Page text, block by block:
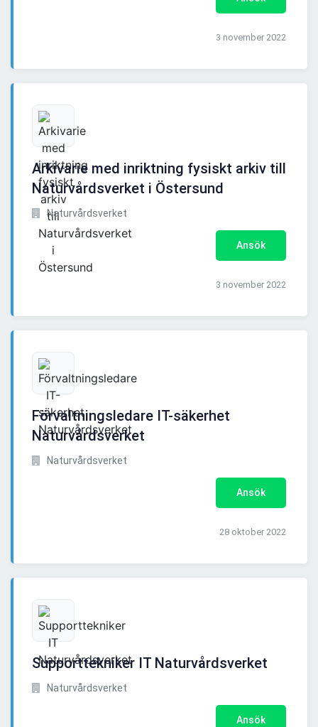
3 november 2022
Arkivarie med inriktning fysiskt arkiv till
Naturvårdsverket i Östersund
Naturvårdsverket
Ansök
3 november 2022
Förvaltningsledare IT-säkerhet
Naturvårdsverket
Naturvårdsverket
Ansök
28 oktober 2022
Supporttekniker IT Naturvårdsverket
Naturvårdsverket
Ansök